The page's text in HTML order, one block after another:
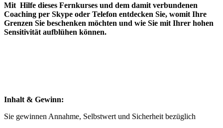
Mit Hilfe dieses Fernkurses und dem damit verbundenen
Coaching per Skype oder Telefon entdecken Sie, womit Ihre
Grenzen Sie beschenken möchten und wie Sie mit Ihrer hohen
Sensitivität aufblühen können.
Inhalt & Gewinn:
Sie gewinnen Annahme, Selbstwert und Sicherheit bezüglich